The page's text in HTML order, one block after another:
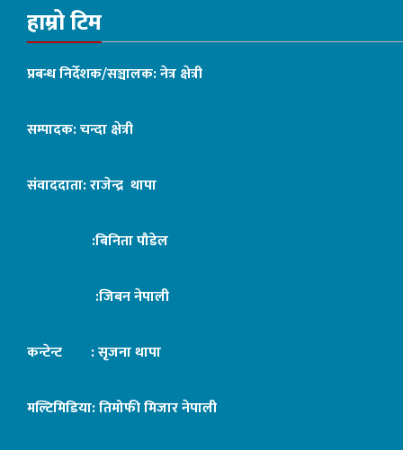
हाम्रो टिम
प्रबन्ध निर्देशक/सञ्चालक: नेत्र क्षेत्री
सम्पादक: चन्दा क्षेत्री
संवाददाता: राजेन्द्र थापा
:बिनिता पौडेल
:जिबन नेपाली
कन्टेन्ट : सृजना थापा
मल्टिमिडिया: तिमोफी मिजार नेपाली